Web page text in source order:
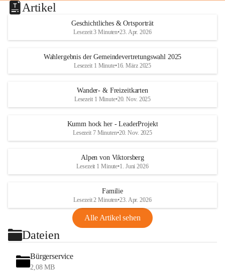
Artikel
Geschichtliches & Ortsporträt
Lesezeit 3 Minuten•23. Apr. 2026
Wahlergebnis der Gemeindevertretungswahl 2025
Lesezeit 1 Minute•16. März 2025
Wander- & Freizeitkarten
Lesezeit 1 Minute•20. Nov. 2025
Kumm hock her - LeaderProjekt
Lesezeit 7 Minuten•20. Nov. 2025
Alpen von Viktorsberg
Lesezeit 1 Minute•1. Juni 2026
Familie
Lesezeit 2 Minuten•23. Apr. 2026
Alle Artikel sehen
Dateien
Bürgerservice
2,08 MB